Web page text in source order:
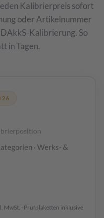
Kalibrierpreis sofort
oder Artikelnummer
Kalibrierung. So
in Tagen.
· Werks- &
MwSt. · Prüfplaketten inklusive